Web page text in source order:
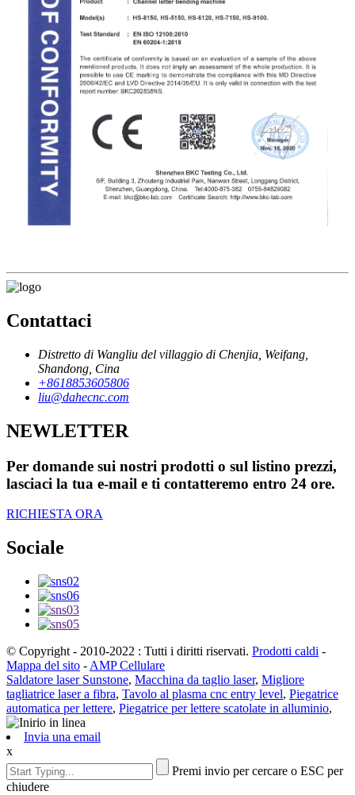
Contattaci
Distretto di Wangliu del villaggio di Chenjia, Weifang,
Shandong, Cina
+8618853605806
liu@dahecnc.com
NEWLETTER
Per domande sui nostri prodotti o sul listino prezzi,
lasciaci la tua e-mail e ti contatteremo entro 24 ore.
RICHIESTA ORA
Sociale
© Copyright - 2010-2022 : Tutti i diritti riservati. Prodotti caldi -
Mappa del sito - AMP Cellulare
Saldatore laser Sunstone, Macchina da taglio laser, Migliore
tagliatrice laser a fibra, Tavolo al plasma cnc entry level, Piegatrice
automatica per lettere, Piegatrice per lettere scatolate in alluminio,
Invia una email
x
Premi invio per cercare o ESC per
chiudere